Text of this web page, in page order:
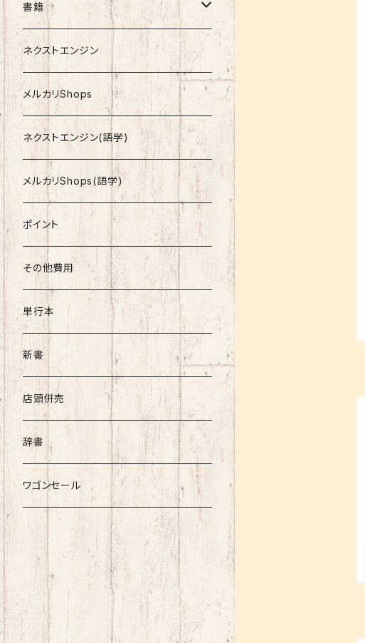
書籍
関西大学テキスト
就活
資格
コミック
文庫
その他書籍
書籍以外
ネクストエンジン
メルカリShops
ネクストエンジン(語学)
メルカリShops(語学)
ポイント
その他費用
単行本
新書
店頭併売
辞書
ワゴンセール